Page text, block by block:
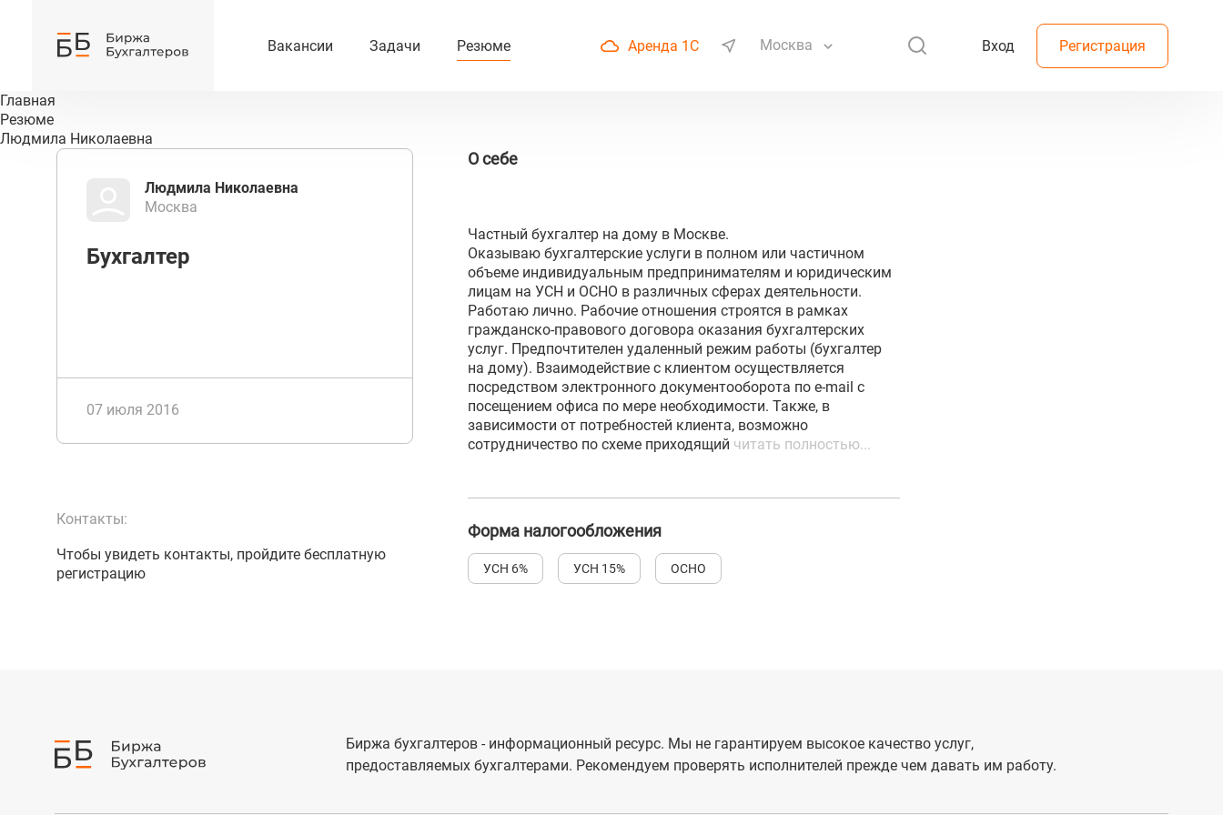
Вакансии Задачи Резюме Аренда 1С Москва Вход Регистрация
Главная
Резюме
Людмила Николаевна
Людмила Николаевна
Москва
Бухгалтер
07 июля 2016
Контакты:
Чтобы увидеть контакты, пройдите бесплатную
регистрацию
О себе
Частный бухгалтер на дому в Москве.
Оказываю бухгалтерские услуги в полном или частичном
объеме индивидуальным предпринимателям и юридическим
лицам на УСН и ОСНО в различных сферах деятельности.
Работаю лично. Рабочие отношения строятся в рамках
гражданско-правового договора оказания бухгалтерских
услуг. Предпочтителен удаленный режим работы (бухгалтер
на дому). Взаимодействие с клиентом осуществляется
посредством электронного документооборота по e-mail с
посещением офиса по мере необходимости. Также, в
зависимости от потребностей клиента, возможно
сотрудничество по схеме приходящий читать полностью...
Форма налогообложения
УСН 6% УСН 15% ОСНО
Биржа бухгалтеров - информационный ресурс. Мы не гарантируем высокое качество услуг,
предоставляемых бухгалтерами. Рекомендуем проверять исполнителей прежде чем давать им работу.